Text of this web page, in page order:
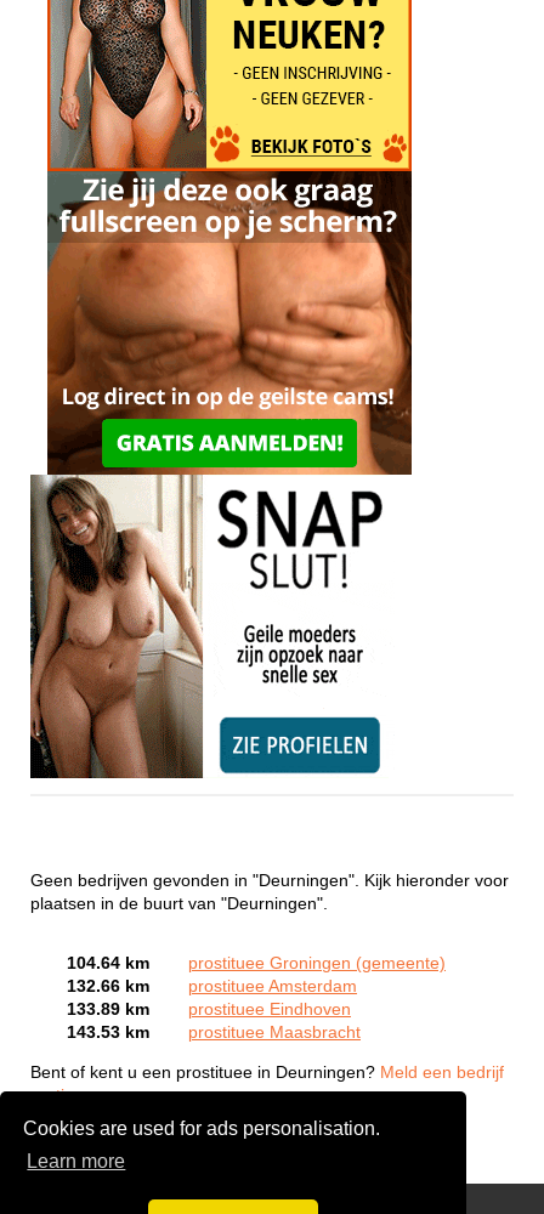
Cookies are used for ads personalisation.
Learn more
Geen bedrijven gevonden in "Deurningen". Kijk hieronder voor
plaatsen in de buurt van "Deurningen".
104.64 km
prostituee Groningen (gemeente)
132.66 km
prostituee Amsterdam
133.89 km
prostituee Eindhoven
143.53 km
prostituee Maasbracht
Bent of kent u een prostituee in Deurningen? Meld een bedrijf
gratis aan